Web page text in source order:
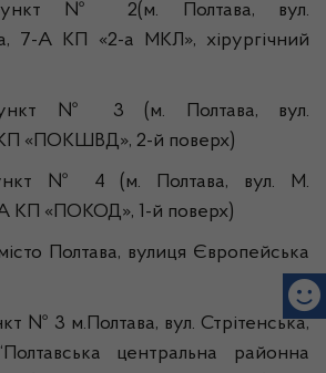
№ 2(м. Полтава, вул.
7-А КП «2-а МКЛ», хірургічний
№ 3 (м. Полтава, вул.
«ПОКШВД», 2-й поверх)
№ 4 (м. Полтава, вул. М.
КП «ПОКОД», 1-й поверх)
Полтава, вулиця Європейська
№ 3 м.Полтава, вул. Стрітенська,
центральна районна